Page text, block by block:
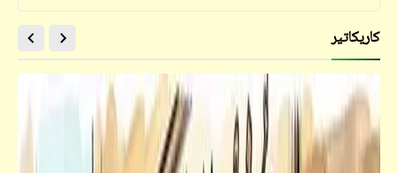
كاريكاتير